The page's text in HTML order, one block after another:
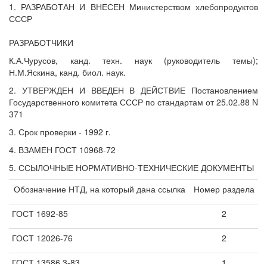
1. РАЗРАБОТАН И ВНЕСЕН Министерством хлебопродуктов
СССР
РАЗРАБОТЧИКИ
К.А.Чурусов, канд. техн. наук (руководитель темы);
Н.М.Яскина, канд. биол. наук.
2. УТВЕРЖДЕН И ВВЕДЕН В ДЕЙСТВИЕ Постановлением
Государственного комитета СССР по стандартам от 25.02.88 N
371
3. Срок проверки - 1992 г.
4. ВЗАМЕН ГОСТ 10968-72
5. ССЫЛОЧНЫЕ НОРМАТИВНО-ТЕХНИЧЕСКИЕ ДОКУМЕНТЫ
Обозначение НТД, на который дана ссылка
Номер раздела
ГОСТ 1692-85 2
ГОСТ 12026-76 2